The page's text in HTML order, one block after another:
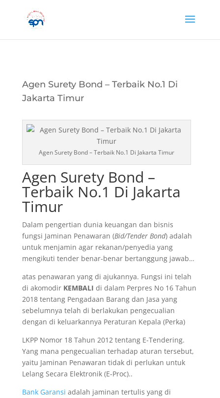
Agen Surety Bond – Terbaik No.1 Di
Jakarta Timur
Agen Surety Bond – Terbaik No.1 Di Jakarta Timur
Agen Surety Bond –
Terbaik No.1 Di Jakarta
Timur
Dalam pengertian dunia keuangan dan bisnis
fungsi Jaminan Penawaran (Bid/Tender Bond) adalah
untuk menjamin agar rekanan/penyedia yang
mengikuti tender benar-benar bertanggung jawab…
atas penawaran yang di ajukannya. Fungsi ini telah
di akomodir KEMBALI di dalam Perpres No 16 Tahun
2018 tentang Pengadaan Barang dan Jasa yang
sebelumnya telah di berlakukan pengecualian
dengan di keluarkannya Peraturan Kepala (Perka)
LKPP Nomor 18 Tahun 2012 tentang E-Tendering.
Yang mana pengecualian terhadap aturan tersebut,
yaitu Jaminan Penawaran tidak di perlukan untuk
Lelang Secara Elektronik (E-Proc)..
Bank Garansi adalah jaminan tertulis yang di